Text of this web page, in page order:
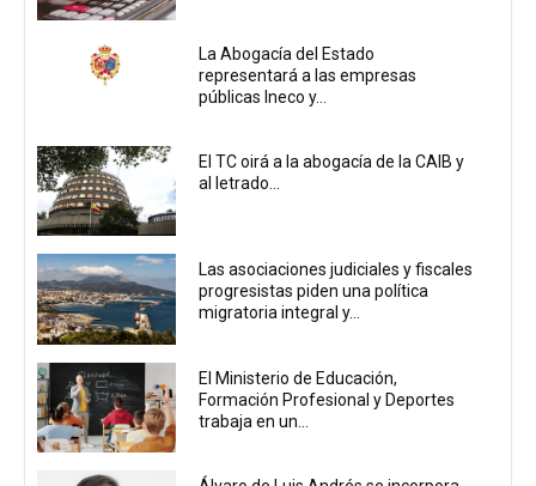
La Abogacía del Estado
representará a las empresas
públicas Ineco y...
El TC oirá a la abogacía de la CAIB y
al letrado...
Las asociaciones judiciales y fiscales
progresistas piden una política
migratoria integral y...
El Ministerio de Educación,
Formación Profesional y Deportes
trabaja en un...